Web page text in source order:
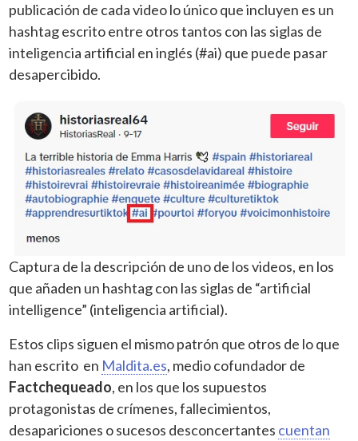
publicación de cada video lo único que incluyen es un
hashtag escrito entre otros tantos con las siglas de
inteligencia artificial en inglés (#ai) que puede pasar
desapercibido.
Captura de la descripción de uno de los videos, en los
que añaden un hashtag con las siglas de “artificial
intelligence” (inteligencia artificial).
Estos clips siguen el mismo patrón que otros de lo que
han escrito en Maldita.es, medio cofundador de
Factchequeado, en los que los supuestos
protagonistas de crímenes, fallecimientos,
desapariciones o sucesos desconcertantes cuentan